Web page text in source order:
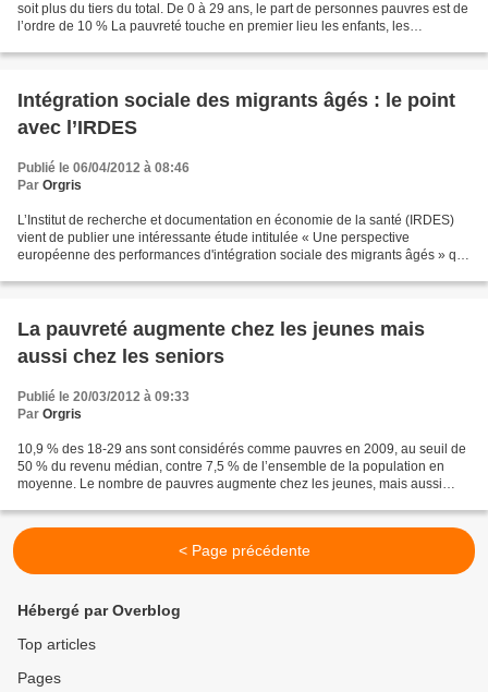
soit plus du tiers du total. De 0 à 29 ans, le part de personnes pauvres est de
l’ordre de 10 % La pauvreté touche en premier lieu les enfants, les
Intégration sociale des migrants âgés : le point
avec l’IRDES
Publié le 06/04/2012 à 08:46
Par Orgris
L’Institut de recherche et documentation en économie de la santé (IRDES)
vient de publier une intéressante étude intitulée « Une perspective
européenne des performances d'intégration sociale des migrants âgés » qui
La pauvreté augmente chez les jeunes mais
aussi chez les seniors
Publié le 20/03/2012 à 09:33
Par Orgris
10,9 % des 18-29 ans sont considérés comme pauvres en 2009, au seuil de
50 % du revenu médian, contre 7,5 % de l’ensemble de la population en
moyenne. Le nombre de pauvres augmente chez les jeunes, mais aussi
< Page précédente
Hébergé par Overblog
Top articles
Pages